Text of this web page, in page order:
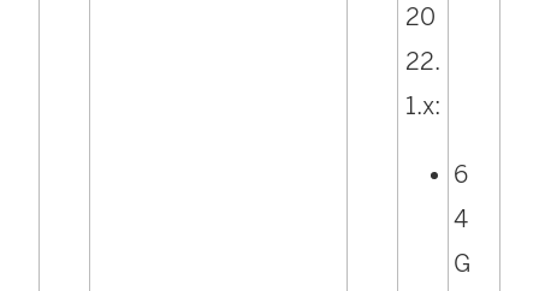
20
22.
1.x:
6
4
G